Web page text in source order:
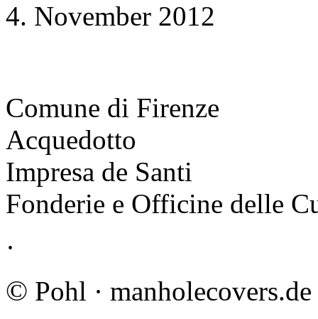
4. November 2012
Comune di Firenze
Acquedotto
Impresa de Santi
Fonderie e Officine delle
·
© Pohl · manholecovers.de